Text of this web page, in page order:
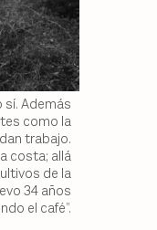
sí. Además
como la
trabajo.
costa; allá
de la
34 años
el café”.